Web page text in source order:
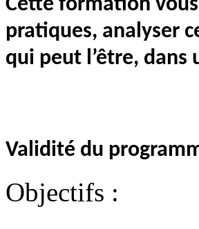
Cette formation
pratiques, analyser
qui peut l’être,
Validité du
Objectifs :